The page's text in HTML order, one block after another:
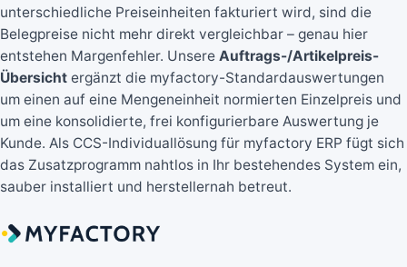
unterschiedliche Preiseinheiten fakturiert wird, sind die
Belegpreise nicht mehr direkt vergleichbar – genau hier
entstehen Margenfehler. Unsere Auftrags-/Artikelpreis-
Übersicht ergänzt die myfactory-Standardauswertungen
um einen auf eine Mengeneinheit normierten Einzelpreis und
um eine konsolidierte, frei konfigurierbare Auswertung je
Kunde. Als CCS-Individuallösung für myfactory ERP fügt sich
das Zusatzprogramm nahtlos in Ihr bestehendes System ein,
sauber installiert und herstellernah betreut.